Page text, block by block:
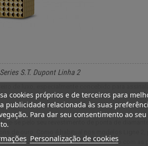
cookies próprios e de terceiros para
publicidade relacionada às suas
Para dar seu consentimento ao
Personalização de cookies
S.T. Dupont Linha 2
de luxo, especialmente concebido para
se pelo seu revestimento de ponta de
de ouro. Como é habitual nos modelos Ligne 2,
e a exclusividade da Dupont. Gravado com as